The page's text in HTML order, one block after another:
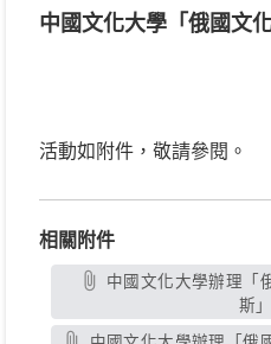
中國文化大學「俄國文
活動如附件，敬請參閱。
相關附件
斯